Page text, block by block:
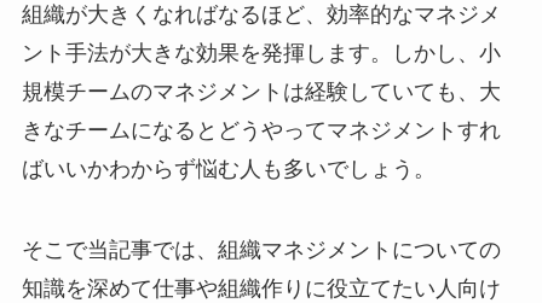
組織が大きくなればなるほど、効率的なマネジメ
ント手法が大きな効果を発揮します。しかし、小
規模チームのマネジメントは経験していても、大
きなチームになるとどうやってマネジメントすれ
ばいいかわからず悩む人も多いでしょう。
そこで当記事では、組織マネジメントについての
知識を深めて仕事や組織作りに役立てたい人向け